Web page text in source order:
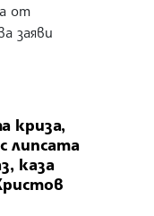
от
заяви
криза,
липсата
каза